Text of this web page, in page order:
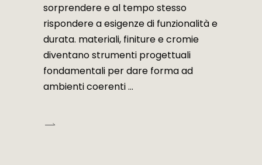
sorprendere e al tempo stesso
rispondere a esigenze di funzionalità e
durata. materiali, finiture e cromie
diventano strumenti progettuali
fondamentali per dare forma ad
ambienti coerenti